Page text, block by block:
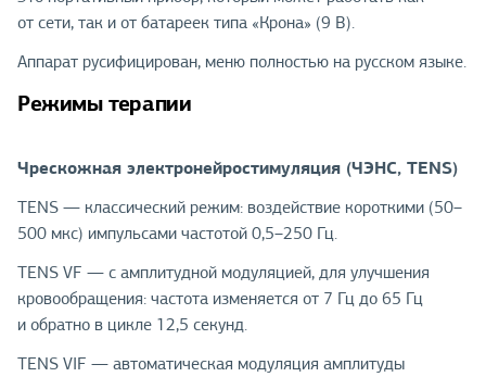
от сети, так и от батареек типа «Крона» (9 В).
Аппарат русифицирован, меню полностью на русском языке.
Режимы терапии
Чрескожная электронейростимуляция (ЧЭНС, TENS)
TENS — классический режим: воздействие короткими (50–
500 мкс) импульсами частотой 0,5–250 Гц.
TENS VF — с амплитудной модуляцией, для улучшения
кровообращения: частота изменяется от 7 Гц до 65 Гц
и обратно в цикле 12,5 секунд.
TENS VIF — автоматическая модуляция амплитуды